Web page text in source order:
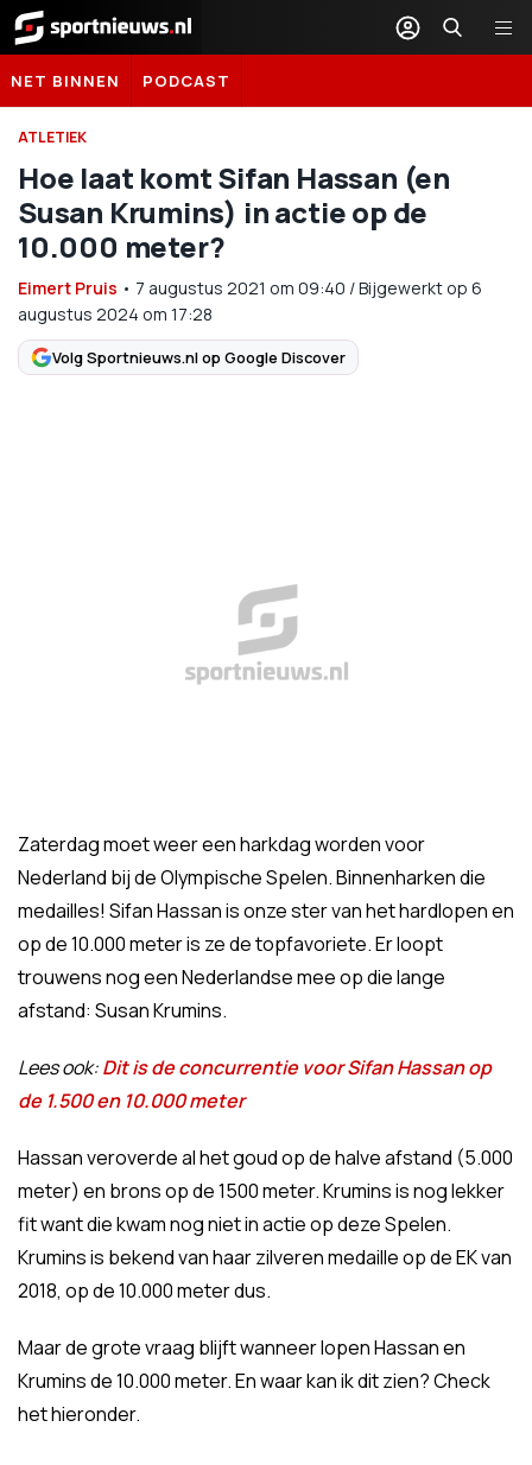
Sportnieuws.nl
NET BINNEN PODCAST
ATLETIEK
Hoe laat komt Sifan Hassan (en
Susan Krumins) in actie op de
10.000 meter?
Eimert Pruis • 7 augustus 2021 om 09:40 /Bijgewerkt op 6
augustus 2024 om 17:28
Volg Sportnieuws.nl op Google Discover
Zaterdag moet weer een harkdag worden voor
Nederland bij de Olympische Spelen. Binnenharken die
medailles! Sifan Hassan is onze ster van het hardlopen en
op de 10.000 meter is ze de topfavoriete. Er loopt
trouwens nog een Nederlandse mee op die lange
afstand: Susan Krumins.
Lees ook:Dit is de concurrentie voor Sifan Hassan op
de 1.500 en 10.000 meter
Hassan veroverde al het goud op de halve afstand (5.000
meter) en brons op de 1500 meter. Krumins is nog lekker
fit want die kwam nog niet in actie op deze Spelen.
Krumins is bekend van haar zilveren medaille op de EK van
2018, op de 10.000 meter dus.
Maar de grote vraag blijft wanneer lopen Hassan en
Krumins de 10.000 meter. En waar kan ik dit zien? Check
het hieronder.